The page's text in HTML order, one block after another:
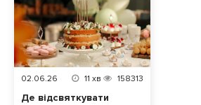
02.06.26 11 хв 158313
Де відсвяткувати